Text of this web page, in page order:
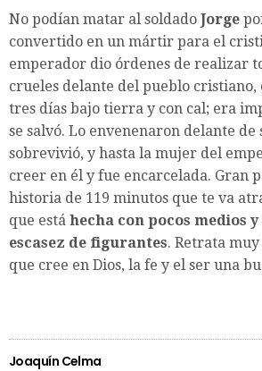
No podían matar al soldado Jorge
convertido en un mártir para el
emperador dio órdenes de realizar
crueles delante del pueblo
tres días bajo tierra y con cal; era
se salvó. Lo envenenaron delante de
sobrevivió, y hasta la mujer del
creer en él y fue encarcelada. Gran
historia de 119 minutos que te va
que está hecha con pocos medios
escasez de figurantes. Retrata
que cree en Dios, la fe y el ser una
Joaquín Celma